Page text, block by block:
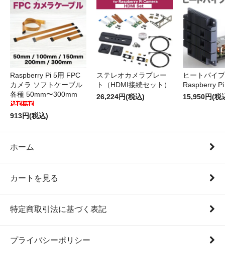
Raspberry Pi 5用 FPC
カメラ ソフトケーブル
各種 50mm〜300mm
913円(税込)
ステレオカメラプレー
ト（HDMI接続セット）
26,224円(税込)
ヒートパイ
Raspberry
15,950円(税
ホーム
カートを見る
特定商取引法に基づく表記
プライバシーポリシー